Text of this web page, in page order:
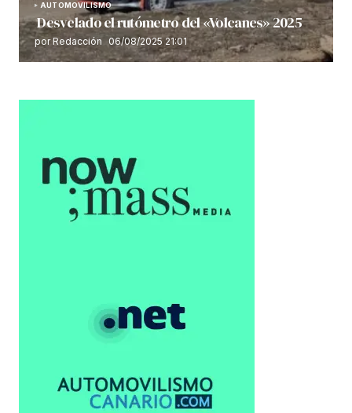
AUTOMOVILISMO
Desvelado el rutómetro del «Volcanes» 2025
por Redacción 06/08/2025 21:01